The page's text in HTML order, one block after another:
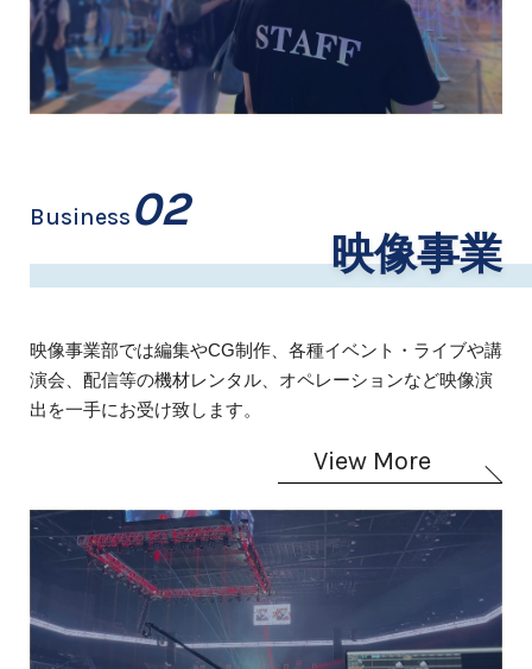
Business 02
映像事業
映像事業部では編集やCG制作、各種イベント・ライブや講
演会、配信等の機材レンタル、オペレーションなど映像演
出を一手にお受け致します。
View More